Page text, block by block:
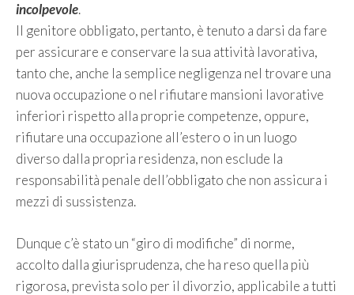
incolpevole.
Il genitore obbligato, pertanto, è tenuto a darsi da fare
per assicurare e conservare la sua attività lavorativa,
tanto che, anche la semplice negligenza nel trovare una
nuova occupazione o nel rifiutare mansioni lavorative
inferiori rispetto alla proprie competenze, oppure,
rifiutare una occupazione all’estero o in un luogo
diverso dalla propria residenza, non esclude la
responsabilità penale dell’obbligato che non assicura i
mezzi di sussistenza.
Dunque c’è stato un “giro di modifiche” di norme,
accolto dalla giurisprudenza, che ha reso quella più
rigorosa, prevista solo per il divorzio, applicabile a tutti